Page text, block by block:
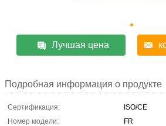
Лучшая цена
Подробная информация о продукте
Сертификация:
ISO/CE
Номер модели:
FR